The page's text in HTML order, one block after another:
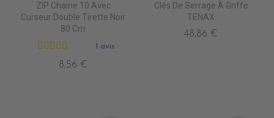
ZIP Chaine 10 Avec
Curseur Double Tirette Noir
80 Cm
1 avis
8,56 €
Clés De Serrage À Griffe
TENAX
48,86 €